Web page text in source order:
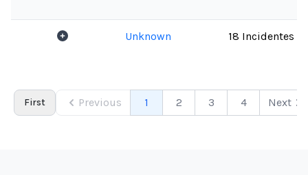
Unknown 18 Incidentes
First Previous 1 2 3 4 Next